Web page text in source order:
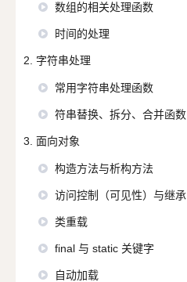
数组的相关处理函数
时间的处理
2. 字符串处理
常用字符串处理函数
符串替换、拆分、合并函数
3. 面向对象
构造方法与析构方法
访问控制（可见性）与继承
类重载
final 与 static 关键字
自动加载